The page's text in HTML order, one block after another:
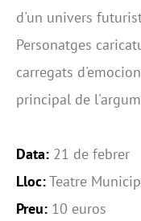
d'un univers
Personatges
carregats
principal de
Data: 21 de febrer
Lloc:Teatre
Preu: 10 euros